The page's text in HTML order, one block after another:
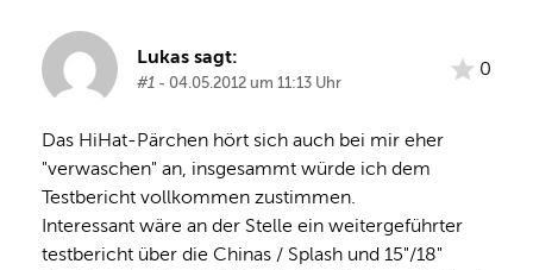
Lukas sagt:
#1 - 04.05.2012 um 11:13 Uhr
0
Das HiHat-Pärchen hört sich auch bei mir eher
"verwaschen" an, insgesammt würde ich dem
Testbericht vollkommen zustimmen.
Interessant wäre an der Stelle ein weitergeführter
testbericht über die Chinas / Splash und 15"/18"